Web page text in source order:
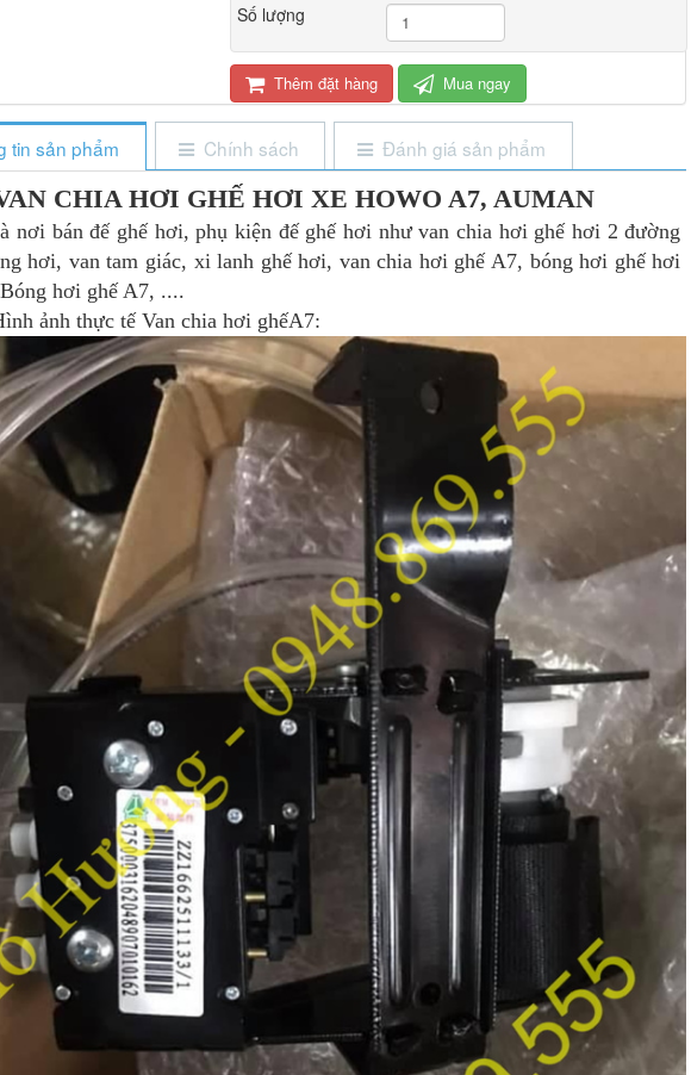
Số lượng
Thêm đặt hàng Mua ngay
tin sản phẩm Chính sách Đánh giá sản phẩm
CHIA HƠI GHẾ HƠI XE HOWO A7, AUMAN
đế ghế hơi, phụ kiện đế ghế hơi như van chia hơi ghế hơi 2 đường
hơi, van tam giác, xi lanh ghế hơi, van chia hơi ghế A7, bóng hơi ghế hơi
hơi ghế A7, ....
thực tế Van chia hơi ghếA7: